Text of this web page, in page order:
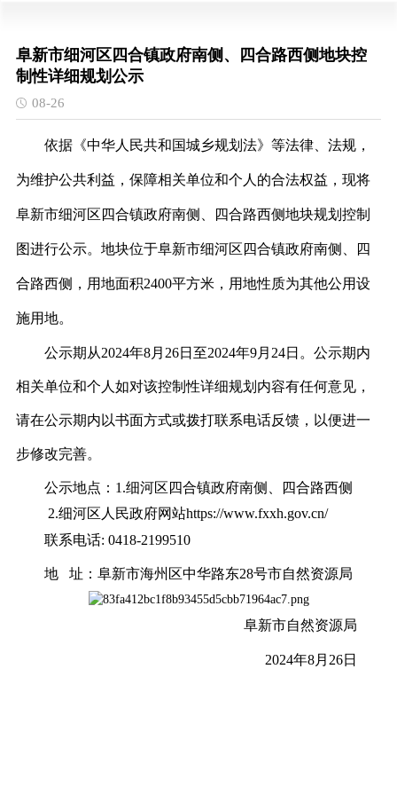
阜新市细河区四合镇政府南侧、四合路西侧地块控
制性详细规划公示
08-26
依据《中华人民共和国城乡规划法》等法律、法规，
为维护公共利益，保障相关单位和个人的合法权益，现将
阜新市细河区四合镇政府南侧、四合路西侧地块规划 控制
图进行公示。地块位于阜新市细河区四合镇政府南侧、四
合路西侧 ，用地面积2400平方米，用地性质为其他公用设
施用地。
公示期从2024年8月 26日至2024年9月 24日。公示期内
相关单位和个人如对该控制性详细规划内容有任何意见，
请在公示期内以书面方式或拨打联系电话反馈，以便进一
步修改完善。
公示地点： 1.细河区四合镇政府南侧、四合路西侧
2.细河区人民政府网站https://www.fxxh.gov.cn/
联系电话: 0418-2199510
地址：阜新市海州区中华路东28号市自然资源局
阜新市自然资源局
2024年8月 26日